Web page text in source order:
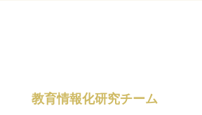
教育情報化研究チーム